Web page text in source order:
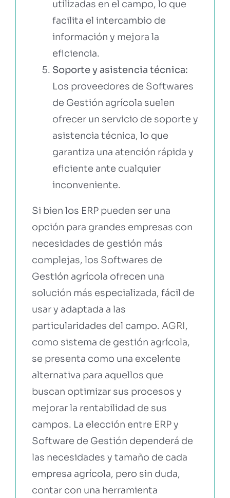
utilizadas en el campo, lo que
facilita el intercambio de
información y mejora la
eficiencia.
Soporte y asistencia técnica:
Los proveedores de Softwares
de Gestión agrícola suelen
ofrecer un servicio de soporte y
asistencia técnica, lo que
garantiza una atención rápida y
eficiente ante cualquier
inconveniente.
Si bien los ERP pueden ser una
opción para grandes empresas con
necesidades de gestión más
complejas, los Softwares de
Gestión agrícola ofrecen una
solución más especializada, fácil de
usar y adaptada a las
particularidades del campo. AGRI,
como sistema de gestión agrícola,
se presenta como una excelente
alternativa para aquellos que
buscan optimizar sus procesos y
mejorar la rentabilidad de sus
campos. La elección entre ERP y
Software de Gestión dependerá de
las necesidades y tamaño de cada
empresa agrícola, pero sin duda,
contar con una herramienta